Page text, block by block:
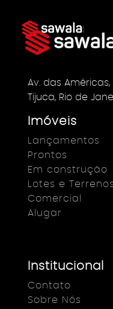
Av. das Américas,
Tijuca, Rio de
Imóveis
Lançamentos
Prontos
Em construção
Lotes e Terrenos
Comercial
Alugar
Institucional
Contato
Sobre Nós